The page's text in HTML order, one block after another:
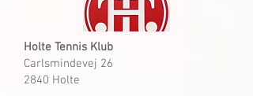
Holte Tennis Klub
Carlsmindevej 26
2840 Holte